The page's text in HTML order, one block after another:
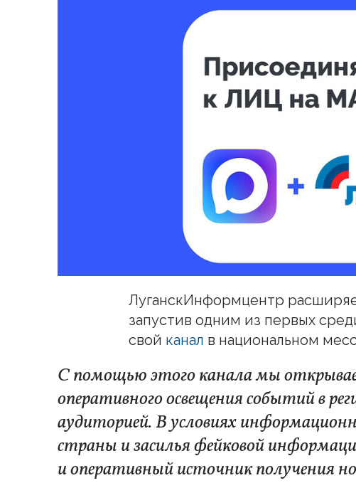
ЛуганскИнформцентр
запустив одним из первых
свой канал в национальном
С помощью этого канала мы
оперативного освещения событий в
аудиторией. В условиях
страны и засилья фейковой
и оперативный источник получения